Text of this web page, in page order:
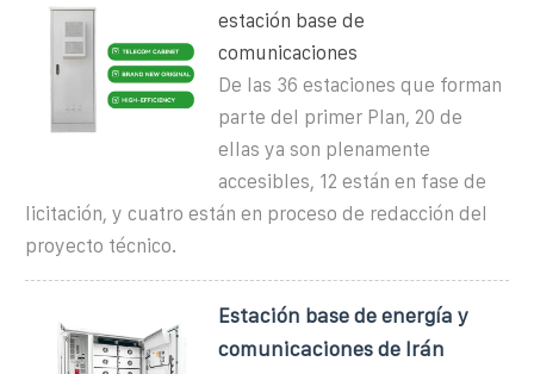
estación base de
comunicaciones
De las 36 estaciones que forman
parte del primer Plan, 20 de
ellas ya son plenamente
accesibles, 12 están en fase de
licitación, y cuatro están en proceso de redacción del
proyecto técnico.
Estación base de energía y
comunicaciones de Irán